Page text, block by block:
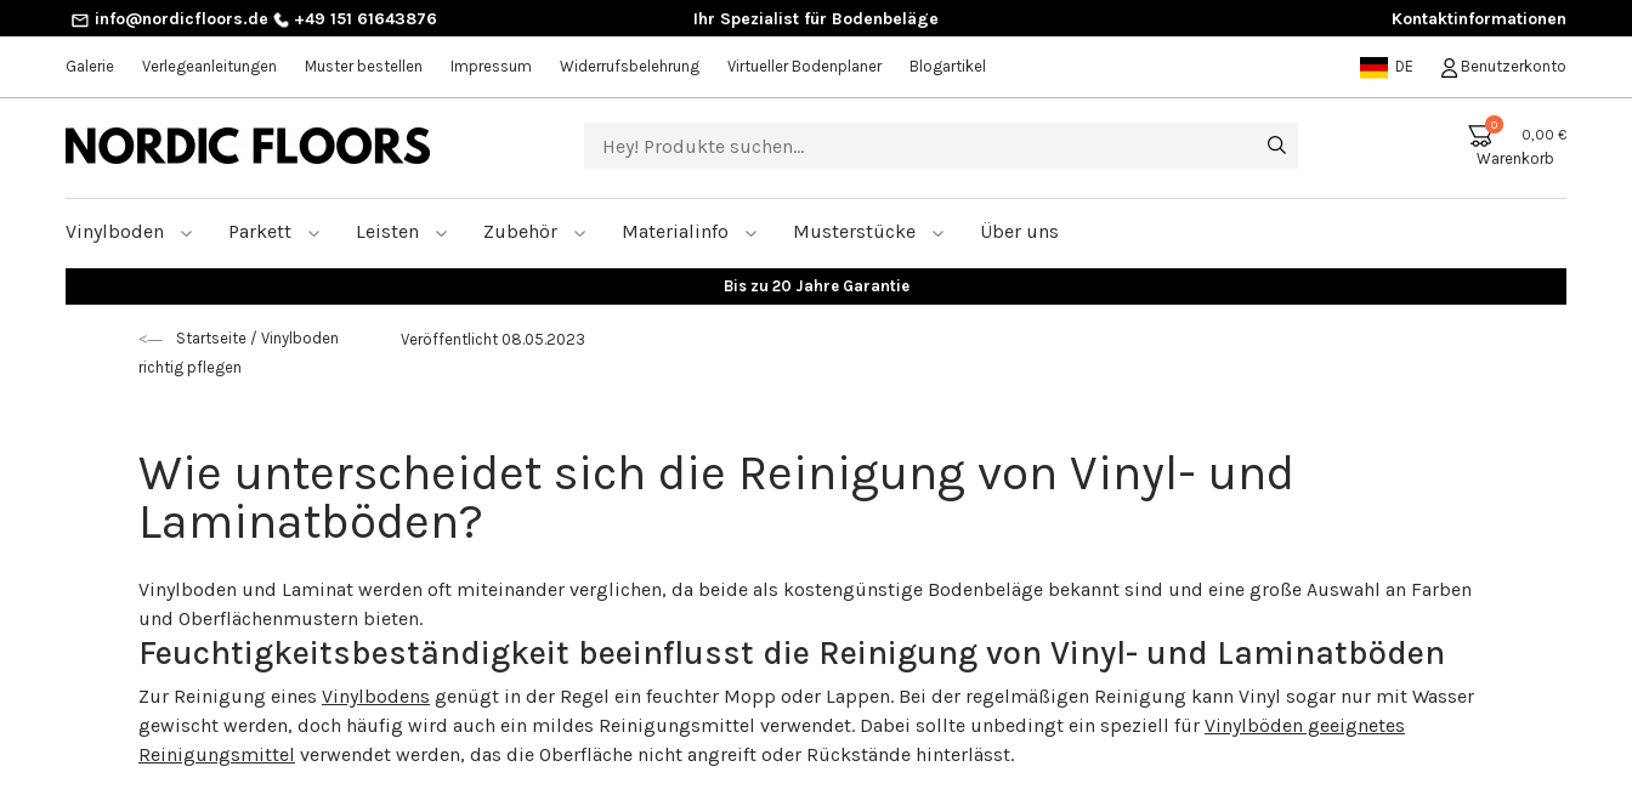
info@nordicfloors.de +49 151 61643876 Ihr Spezialist für Bodenbeläge Kontaktinformationen
Galerie Verlegeanleitungen Muster bestellen Impressum Widerrufsbelehrung Virtueller Bodenplaner Blogartikel DE Benutzerkonto
0
0,00 €
Warenkorb
Vinylboden Parkett Leisten Zubehör Materialinfo Musterstücke Über uns
Große Auswahl an Bodenbelägen
Startseite / Vinylboden
richtig pflegen
Veröffentlicht 08.05.2023
Wie unterscheidet sich die Reinigung von Vinyl- und
Laminatböden?
Vinylboden und Laminat werden oft miteinander verglichen, da beide als kostengünstige Bodenbeläge bekannt sind und eine große Auswahl an Farben
und Oberflächenmustern bieten.
Feuchtigkeitsbeständigkeit beeinflusst die Reinigung von Vinyl- und Laminatböden
Zur Reinigung eines Vinylbodens genügt in der Regel ein feuchter Mopp oder Lappen. Bei der regelmäßigen Reinigung kann Vinyl sogar nur mit Wasser
gewischt werden, doch häufig wird auch ein mildes Reinigungsmittel verwendet. Dabei sollte unbedingt ein speziell für Vinylböden geeignetes
Reinigungsmittel verwendet werden, das die Oberfläche nicht angreift oder Rückstände hinterlässt.